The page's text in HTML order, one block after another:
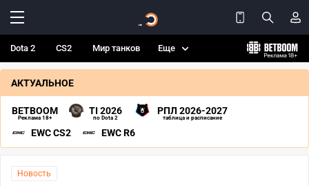
Dota 2 CS2 Мир танков Еще
АКТУАЛЬНОЕ
BETBOOM
Реклама 18+
TI 2026
по Dota 2
РПЛ 2026-2027
таблица и расписание
EWC CS2 EWC R6
Новость